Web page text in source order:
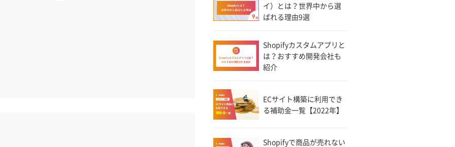
イ）とは？世界中から選
ばれる理由9選
Shopifyカスタムアプリと
は？おすすめ開発会社も
紹介
ECサイト構築に利用でき
る補助金一覧【2022年】
Shopifyで商品が売れない